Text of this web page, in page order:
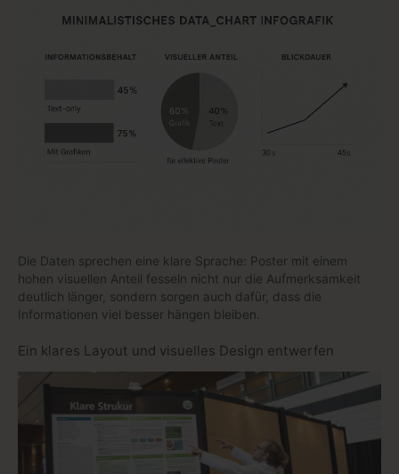
Die Daten sprechen eine klare Sprache: Poster mit einem
hohen visuellen Anteil fesseln nicht nur die Aufmerksamkeit
deutlich länger, sondern sorgen auch dafür, dass die
Informationen viel besser hängen bleiben.
Ein klares Layout und visuelles Design entwerfen